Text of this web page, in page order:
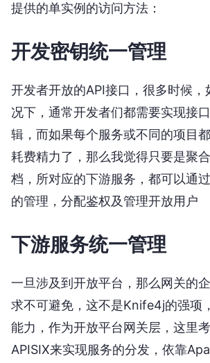
提供的单实例的访问方法：
开发密钥统一管理
开发者开放的API接口，很多时候，
况下，通常开发者们都需要实现接
辑，而如果每个服务或不同的项目
耗费精力了，那么我觉得只要是聚
档，所对应的下游服务，都可以通
的管理，分配鉴权及管理开放用户
下游服务统一管理
一旦涉及到开放平台，那么网关的
求不可避免，这不是Knife4j的强项
能力，作为开放平台网关层，这里
APISIX来实现服务的分发，依靠